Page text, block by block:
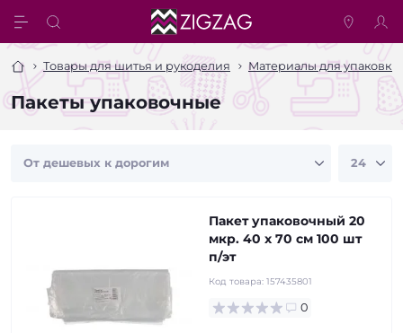
Товары для шитья и рукоделия Материалы для
Пакеты упаковочные
Пакет упаковочный 20
мкр. 40 х 70 см 100 шт
п/эт
Код товара: 157435801
0